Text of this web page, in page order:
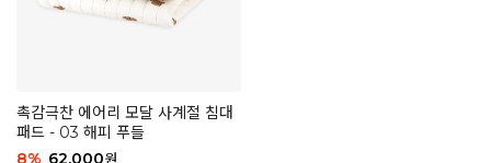
촉감극찬 에어리 모달 사계절 침대
패드 - 03 해피 푸들
8% 62,000원